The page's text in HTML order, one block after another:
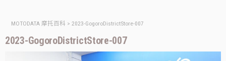
MOTODATA 摩托百科 > 2023-GogoroDistrictStore-007
2023-GogoroDistrictStore-007